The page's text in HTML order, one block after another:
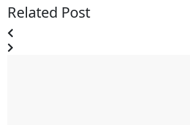
Related Post